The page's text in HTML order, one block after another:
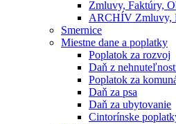
Zmluvy, Faktúry,
ARCHÍV Zmluvy,
Smernice
Miestne dane a poplatky
Poplatok za rozvoj
Daň z
Poplatok za
Daň za psa
Daň za ubytovanie
Cintorínske